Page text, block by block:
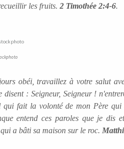
les fruits. 2 Timothée 2:4-6.
obéi, travaillez à votre salut
disent : Seigneur, Seigneur !
fait la volonté de mon Père qui
entend ces paroles que je dis
a bâti sa maison sur le roc.